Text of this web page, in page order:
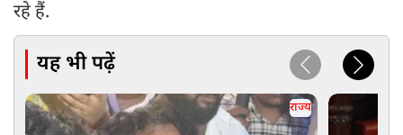
रहे हैं.
यह भी पढ़ें
राज्य